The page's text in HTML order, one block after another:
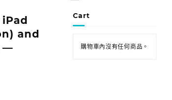
and
—
Cart
購物車內沒有任何商品。